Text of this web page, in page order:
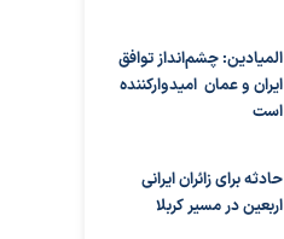
المیادین: چشم‌انداز توافق
ایران و عمان امیدوارکننده
است
حادثه برای زائران ایرانی
اربعین در مسیر کربلا